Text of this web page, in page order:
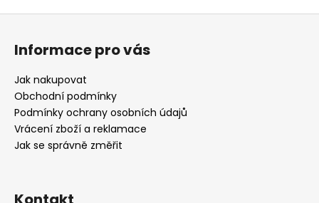
Z
Informace pro vás
Jak nakupovat
Obchodní podmínky
Podmínky ochrany osobních údajů
Vrácení zboží a reklamace
Jak se správně změřit